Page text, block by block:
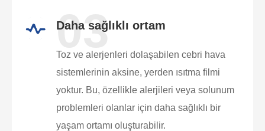
Daha sağlıklı ortam
03
Toz ve alerjenleri dolaşabilen cebri hava
sistemlerinin aksine, yerden ısıtma filmi
yoktur. Bu, özellikle alerjileri veya solunum
problemleri olanlar için daha sağlıklı bir
yaşam ortamı oluşturabilir.